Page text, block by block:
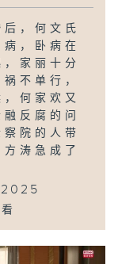
后，何文氏
病，卧病在
，家丽十分
不单行，
，何家欢又
融反腐的问
察院的人带
方涛急成了